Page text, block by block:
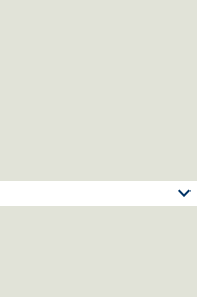
keyboard_arrow_down